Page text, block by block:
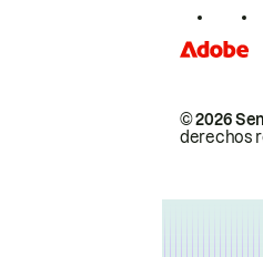
© 2026
derechos